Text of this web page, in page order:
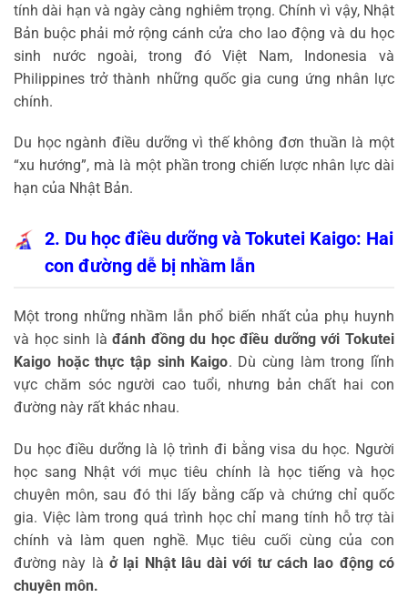
tính dài hạn và ngày càng nghiêm trọng. Chính vì vậy, Nhật
Bản buộc phải mở rộng cánh cửa cho lao động và du học
sinh nước ngoài, trong đó Việt Nam, Indonesia và
Philippines trở thành những quốc gia cung ứng nhân lực
chính.
Du học ngành điều dưỡng vì thế không đơn thuần là một
“xu hướng”, mà là một phần trong chiến lược nhân lực dài
hạn của Nhật Bản.
2. Du học điều dưỡng và Tokutei Kaigo: Hai
con đường dễ bị nhầm lẫn
Một trong những nhầm lẫn phổ biến nhất của phụ huynh
và học sinh làđánh đồng du học điều dưỡng với Tokutei
Kaigo hoặc thực tập sinh Kaigo. Dù cùng làm trong lĩnh
vực chăm sóc người cao tuổi, nhưng bản chất hai con
đường này rất khác nhau.
Du học điều dưỡng là lộ trình đi bằng visa du học. Người
học sang Nhật với mục tiêu chính là học tiếng và học
chuyên môn, sau đó thi lấy bằng cấp và chứng chỉ quốc
gia. Việc làm trong quá trình học chỉ mang tính hỗ trợ tài
chính và làm quen nghề. Mục tiêu cuối cùng của con
đường này là ở lại Nhật lâu dài với tư cách lao động có
chuyên môn.